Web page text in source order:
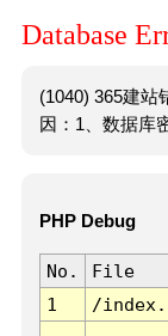
Database
(1040) 365建站
因：1、数据库
PHP Debug
No. File
1
/